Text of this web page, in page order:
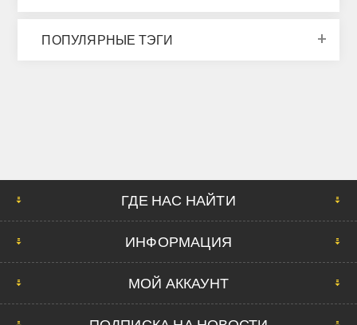
ПОПУЛЯРНЫЕ ТЭГИ
ГДЕ НАС НАЙТИ
ИНФОРМАЦИЯ
МОЙ АККАУНТ